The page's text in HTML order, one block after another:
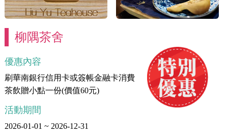
柳隅茶舍
優惠內容
刷華南銀行信用卡或簽帳金融卡消費
茶飲贈小點一份(價值60元)
活動期間
2026-01-01 ~ 2026-12-31